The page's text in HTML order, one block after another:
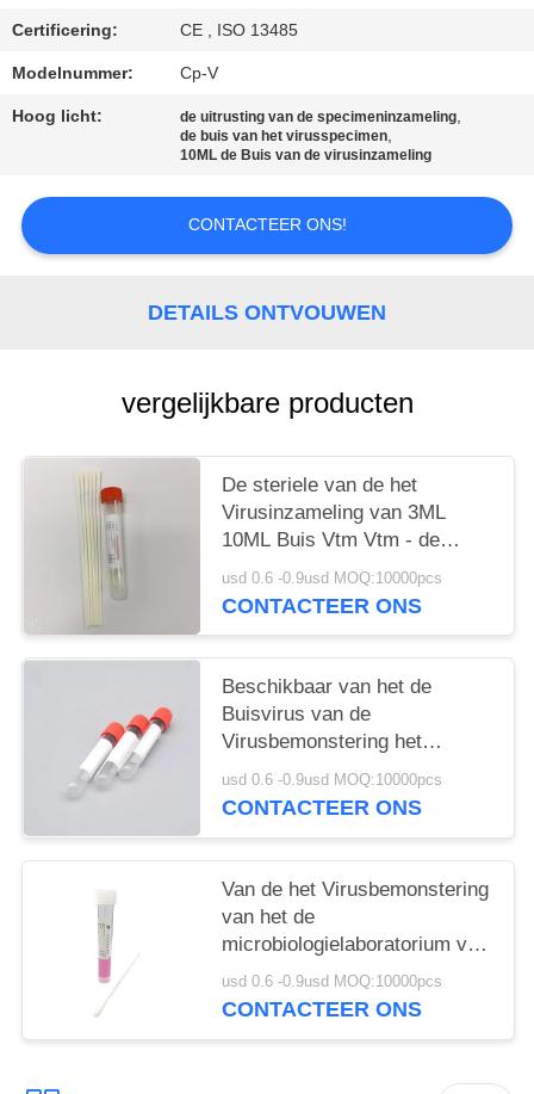
Certificering: CE , ISO 13485
Modelnummer: Cp-V
Hoog licht: de uitrusting van de specimeninzameling,
de buis van het virusspecimen,
10ML de Buis van de virusinzameling
CONTACTEER ONS!
DETAILS ONTVOUWEN
vergelijkbare producten
De steriele van de het
Virusinzameling van 3ML
10ML Buis Vtm Vtm - de
Plastic Stokken van N met
Zwabber
usd 0.6 -0.9usd MOQ:10000pcs
CONTACTEER ONS
Beschikbaar van het de
Buisvirus van de
Virusbemonstering het
Vervoerbehoud voor covid-19
usd 0.6 -0.9usd MOQ:10000pcs
CONTACTEER ONS
Van de het Virusbemonstering
van het de
microbiologielaboratorium van
de de Buishand het Mond- en
klauw de Ziekte Testen
usd 0.6 -0.9usd MOQ:10000pcs
CONTACTEER ONS